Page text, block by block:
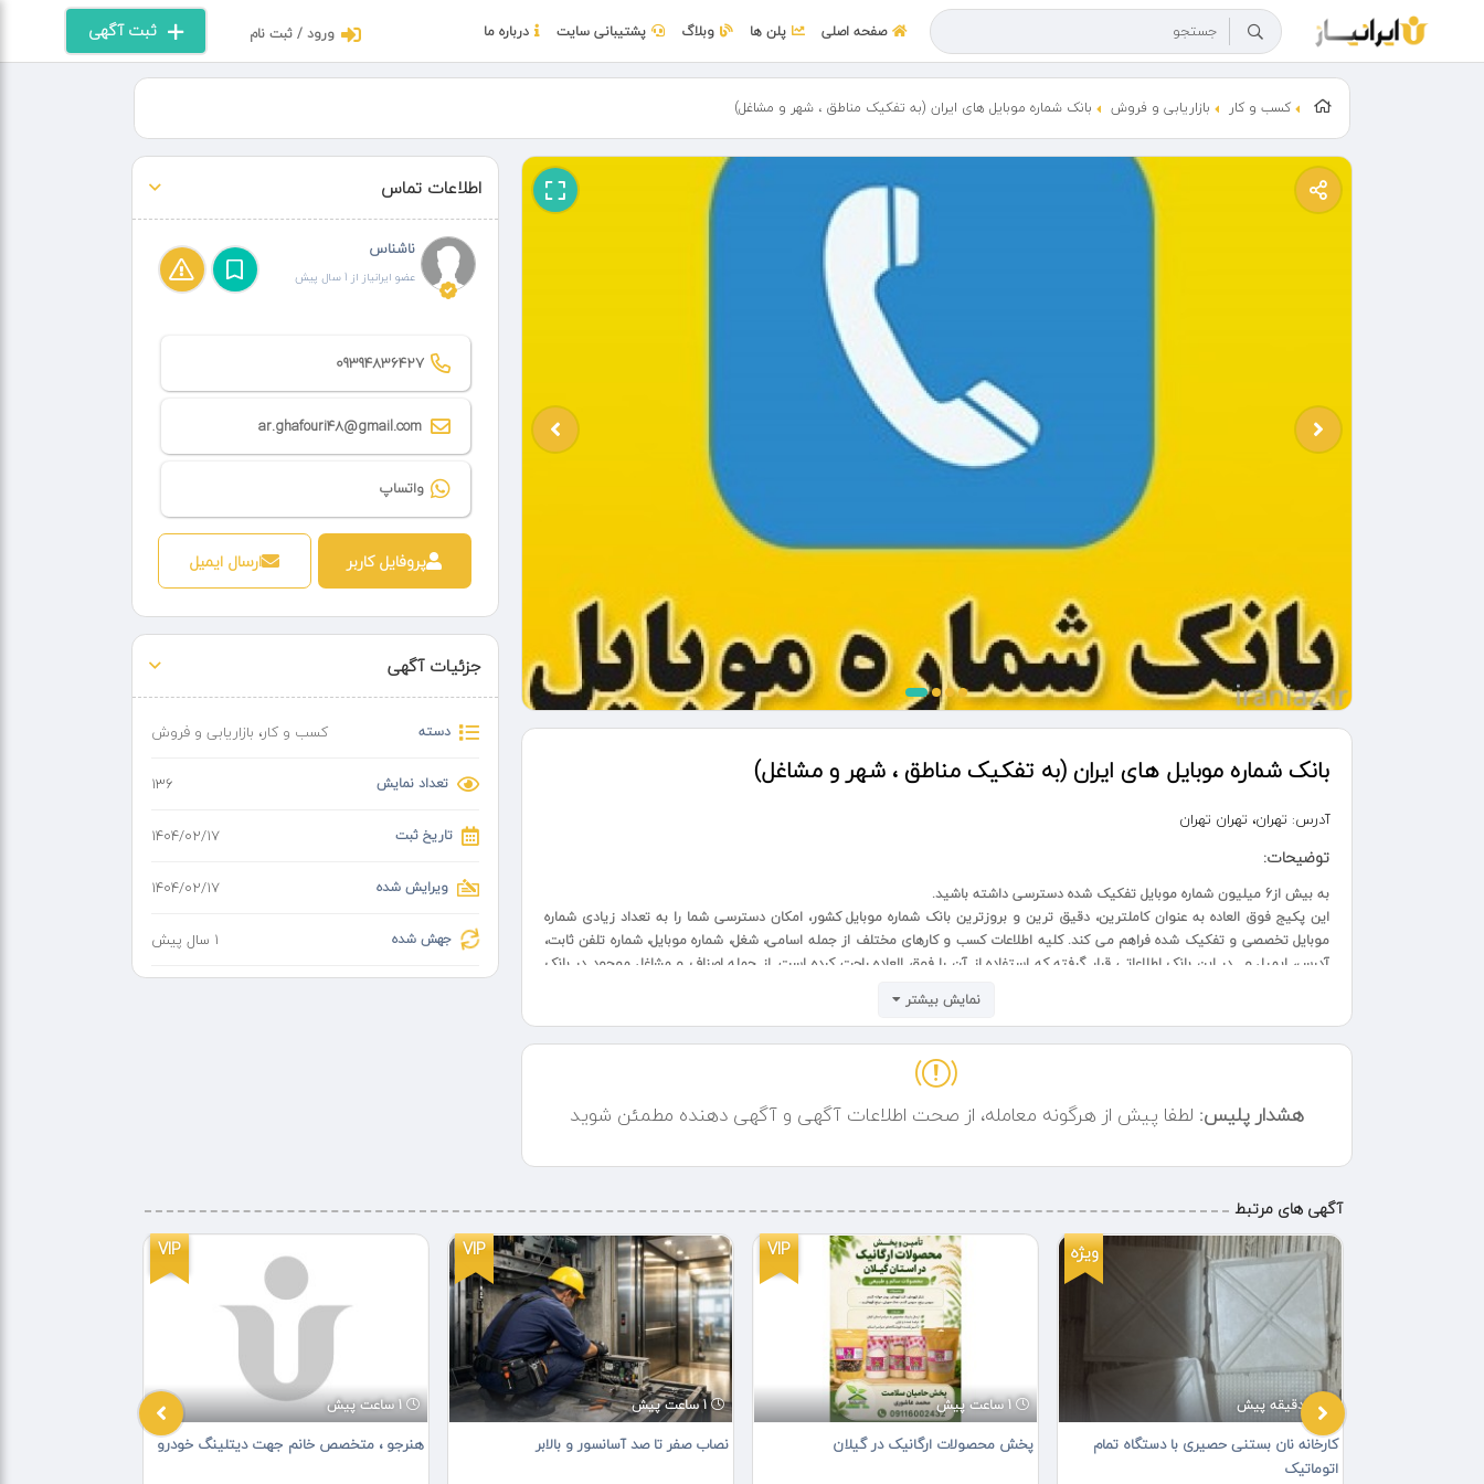
ثبت آگهی ورود / ثبت نام صفحه اصلی پلن ها وبلاگ پشتیبانی سایت درباره ما
کسب و کار بازاریابی و فروش بانک شماره موبایل های ایران (به تفکیک مناطق ، شهر و مشاغل)
بانک شماره موبایل های ایران (به تفکیک مناطق ، شهر و مشاغل)
آدرس: تهران، تهران تهران
توضیحات:
به بیش از6 میلیون شماره موبایل تفکیک شده دسترسی داشته باشید.
این پکیج فوق العاده به عنوان کاملترین، دقیق ترین و بروزترین بانک شماره موبایل کشور، امکان دسترسی شما را به تعداد زیادی شماره
موبایل تخصصی و تفکیک شده فراهم می کند. کلیه اطلاعات کسب و کارهای مختلف از جمله اسامی، شغل، شماره موبایل، شماره تلفن ثابت،
آدرس، ایمیل و.. در این بانک اطلاعاتی قرار گرفته که استفاده از آن را فوق العاده راحت کرده است. از جمله اصناف و مشاغل موجود در بانک
نمایش بیشتر
هشدار پلیس: لطفا پیش از هرگونه معامله، از صحت اطلاعات آگهی و آگهی دهنده مطمئن شوید
اطلاعات تماس
ناشناس
عضو ایرانیاز از 1 سال پیش
09394836427
ar.ghafouri48@gmail.com
واتساپ
پروفایل کاربر ارسال ایمیل
جزئیات آگهی
دسته کسب و کار، بازاریابی و فروش
تعداد نمایش 136
تاریخ ثبت ۱۴۰۴/۰۲/۱۷
ویرایش شده ۱۴۰۴/۰۲/۱۷
جهش شده 1 سال پیش
آگهی های مرتبط
VIP
1 ساعت پیش
هنرجو ، متخصص خانم جهت دیتلینگ خودرو
VIP
1 ساعت پیش
نصاب صفر تا صد آسانسور و بالابر
VIP
1 ساعت پیش
پخش محصولات ارگانیک در گیلان
ویژه
7 دقیقه پیش
کارخانه نان بستنی حصیری با دستگاه تمام
اتوماتیک